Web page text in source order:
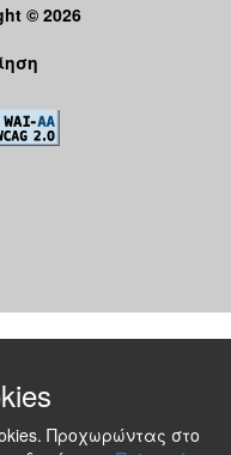
© 2026
Προχωρώντας στο